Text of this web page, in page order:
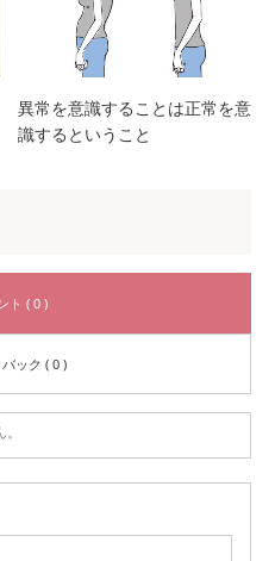
異常を意識することは正常を意
識するということ
ト ( 0 )
バック ( 0 )